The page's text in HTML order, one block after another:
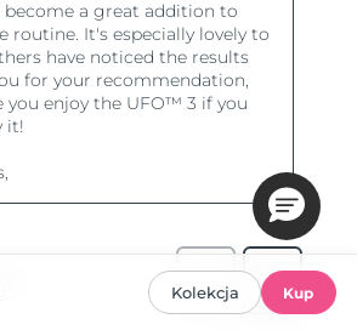
Kolekcja Kup